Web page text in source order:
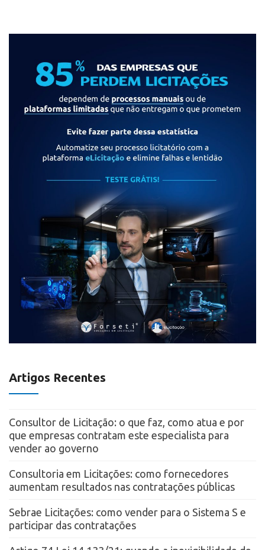
Artigos Recentes
Consultor de Licitação: o que faz, como atua e por
que empresas contratam este especialista para
vender ao governo
Consultoria em Licitações: como fornecedores
aumentam resultados nas contratações públicas
Sebrae Licitações: como vender para o Sistema S e
participar das contratações